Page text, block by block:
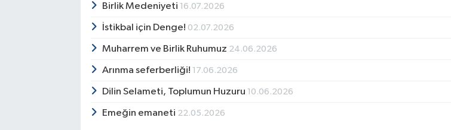
Birlik Medeniyeti 16.07.2026
İstikbal için Denge! 02.07.2026
Muharrem ve Birlik Ruhumuz 24.06.2026
Arınma seferberliği! 17.06.2026
Dilin Selameti, Toplumun Huzuru 10.06.2026
Emeğin emaneti 22.05.2026